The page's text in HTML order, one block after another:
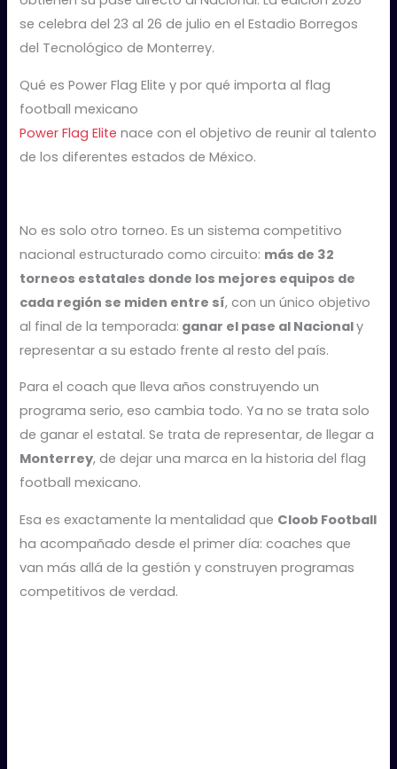
se celebra del 23 al 26 de julio en el Estadio Borregos
del Tecnológico de Monterrey.
Qué es Power Flag Elite y por qué importa al flag
football mexicano
Power Flag Elite nace con el objetivo de reunir al talento
de los diferentes estados de México.
No es solo otro torneo. Es un sistema competitivo
nacional estructurado como circuito: más de 32
torneos estatales donde los mejores equipos de
cada región se miden entre sí, con un único objetivo
al final de la temporada: ganar el pase al Nacionaly
representar a su estado frente al resto del país.
Para el coach que lleva años construyendo un
programa serio, eso cambia todo. Ya no se trata solo
de ganar el estatal. Se trata de representar, de llegar a
Monterrey, de dejar una marca en la historia del flag
football mexicano.
Esa es exactamente la mentalidad que Cloob Football
ha acompañado desde el primer día: coaches que
van más allá de la gestión y construyen programas
competitivos de verdad.